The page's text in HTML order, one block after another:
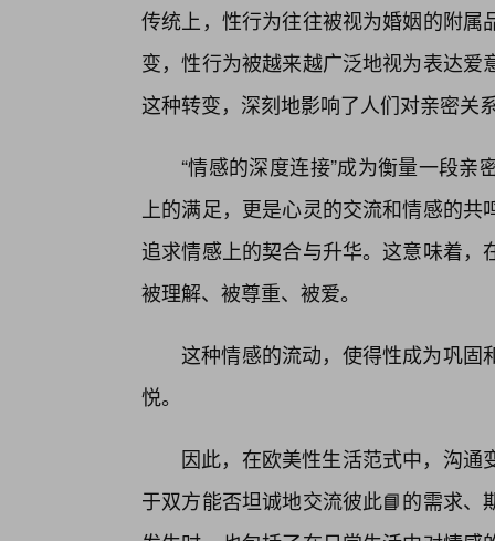
传统上，性行为往往被视为婚姻的附
变，性行为被越来越广泛地视为表达
这种转变，深刻地影响了人们对亲密关
“情感的深度连接”成为衡量一段
上的满足，更是心灵的交流和情感的
追求情感上的契合与升华。这意味着
被理解、被尊重、被爱。
这种情感的流动，使得性成为巩
悦。
因此，在欧美性生活范式中，沟
于双方能否坦诚地交流彼此📘的需求